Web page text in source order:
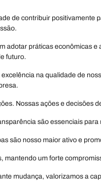
de contribuir
adotar práticas econômicas
futuro.
na qualidade de
Nossas ações e
são essenciais
são nosso maior ativo e
mantendo um forte
mudança, valorizamos a